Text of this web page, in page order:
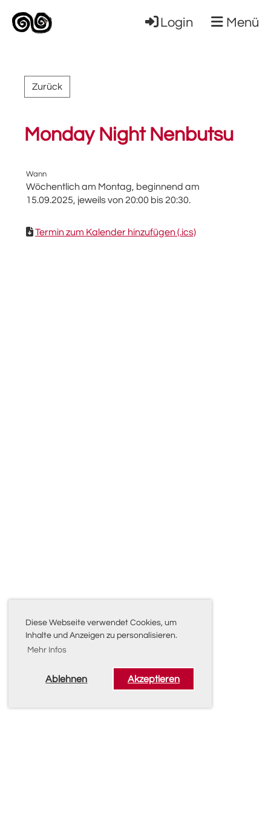
Diese Webseite verwendet Cookies, um
Inhalte und Anzeigen zu personalisieren.
Mehr Infos
Ablehnen Akzeptieren
Login Menü
Zurück
Monday Night Nenbutsu
Wann
Wöchentlich am Montag, beginnend am
15.09.2025, jeweils von 20:00 bis 20:30.
Termin zum Kalender hinzufügen (.ics)